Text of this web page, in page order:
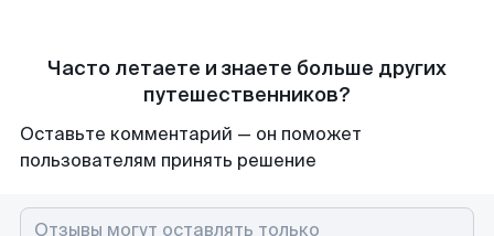
Часто летаете и знаете больше других
путешественников?
Оставьте комментарий — он поможет
пользователям принять решение